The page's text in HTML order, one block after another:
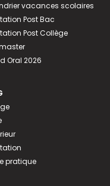
vacances scolaires
Post Bac
Post Collège
Oral 2026
pratique